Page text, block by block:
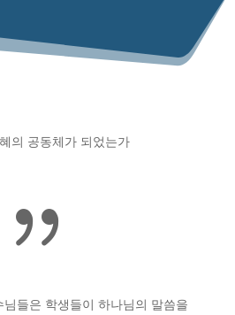
{
들은 학생들이 하나님의 말씀을